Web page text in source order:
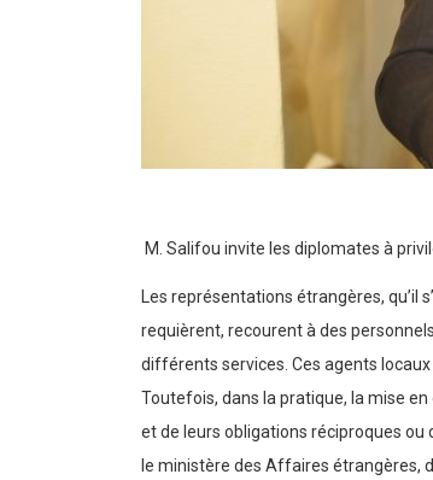
M. Salifou invite les diplomates à
Les représentations étrangères,
requièrent, recourent à des
différents services. Ces agents
Toutefois, dans la pratique, la mise
et de leurs obligations réciproques ou
le ministère des Affaires étrangères,